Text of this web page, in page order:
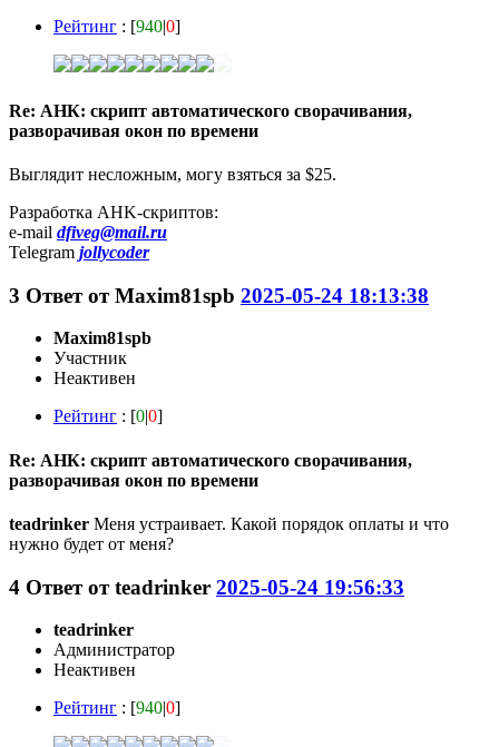
Рейтинг : [940|0]
Re: АНК: скрипт автоматического сворачивания,
разворачивая окон по времени
Выглядит несложным, могу взяться за $25.
Разработка AHK-скриптов:
e-mail dfiveg@mail.ru
Telegram jollycoder
3 Ответ отMaxim81spb 2025-05-24 18:13:38
Maxim81spb
Участник
Неактивен
Рейтинг : [0|0]
Re: АНК: скрипт автоматического сворачивания,
разворачивая окон по времени
teadrinker Меня устраивает. Какой порядок оплаты и что
нужно будет от меня?
4 Ответ отteadrinker 2025-05-24 19:56:33
teadrinker
Администратор
Неактивен
Рейтинг : [940|0]